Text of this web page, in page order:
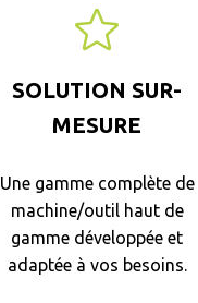
SOLUTION SUR-
MESURE
Une gamme complète de
machine/outil haut de
gamme développée et
adaptée à vos besoins.